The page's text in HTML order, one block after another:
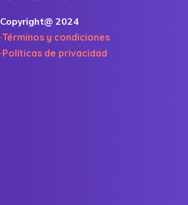
Copyright@ 2024
·Términos y condiciones
·Políticas de privacidad